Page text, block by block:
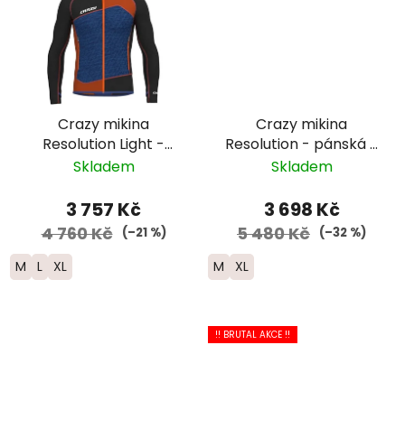
Crazy mikina
Resolution Light -
pánská -
červená
Skladem
3 757 Kč
4 760 Kč (–21 %)
M L XL
Crazy mikina
Resolution - pánská -
černá/modrá/žlutá
Skladem
3 698 Kč
5 480 Kč (–32 %)
M XL
!! BRUTAL AKCE !!